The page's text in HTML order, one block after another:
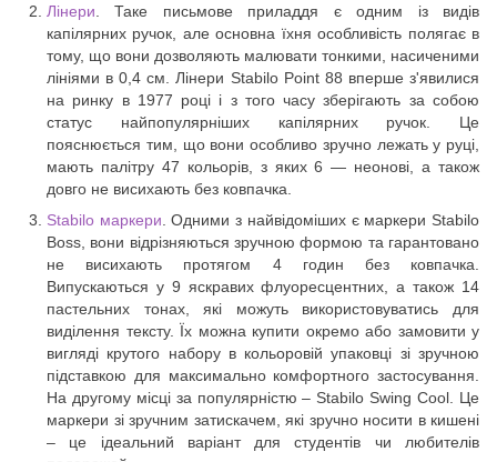
Лінери . Таке письмове приладдя є одним із видів
капілярних ручок, але основна їхня особливість полягає в
тому, що вони дозволяють малювати тонкими, насиченими
лініями в 0,4 см. Лінери Stabilo Point 88 вперше з'явилися
на ринку в 1977 році і з того часу зберігають за собою
статус найпопулярніших капілярних ручок. Це
пояснюється тим, що вони особливо зручно лежать у руці,
мають палітру 47 кольорів, з яких 6 — неонові, а також
довго не висихають без ковпачка.
Stabilo маркери. Одними з найвідоміших є маркери Stabilo
Boss, вони відрізняються зручною формою та гарантовано
не висихають протягом 4 годин без ковпачка.
Випускаються у 9 яскравих флуоресцентних, а також 14
пастельних тонах, які можуть використовуватись для
виділення тексту. Їх можна купити окремо або замовити у
вигляді крутого набору в кольоровій упаковці зі зручною
підставкою для максимально комфортного застосування.
На другому місці за популярністю – Stabilo Swing Cool. Це
маркери зі зручним затискачем, які зручно носити в кишені
– це ідеальний варіант для студентів чи любителів